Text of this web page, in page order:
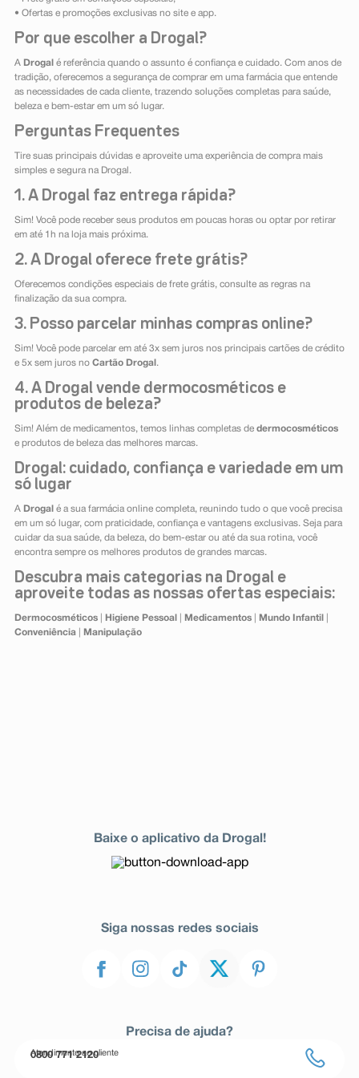
• Ofertas e promoções exclusivas no site e app.
Por que escolher a Drogal?
A Drogal é referência quando o assunto é confiança e cuidado. Com anos de
tradição, oferecemos a segurança de comprar em uma farmácia que entende
as necessidades de cada cliente, trazendo soluções completas para saúde,
beleza e bem-estar em um só lugar.
Perguntas Frequentes
Tire suas principais dúvidas e aproveite uma experiência de compra mais
simples e segura na Drogal.
1. A Drogal faz entrega rápida?
Sim! Você pode receber seus produtos em poucas horas ou optar por retirar
em até 1h na loja mais próxima.
2. A Drogal oferece frete grátis?
Oferecemos condições especiais de frete grátis, consulte as regras na
finalização da sua compra.
3. Posso parcelar minhas compras online?
Sim! Você pode parcelar em até 3x sem juros nos principais cartões de crédito
e 5x sem juros no Cartão Drogal .
4. A Drogal vende dermocosméticos e
produtos de beleza?
Sim! Além de medicamentos, temos linhas completas de dermocosméticos
e produtos de beleza das melhores marcas.
Drogal: cuidado, confiança e variedade em um
só lugar
A Drogal é a sua farmácia online completa, reunindo tudo o que você precisa
em um só lugar, com praticidade, confiança e vantagens exclusivas. Seja para
cuidar da sua saúde, da beleza, do bem-estar ou até da sua rotina, você
encontra sempre os melhores produtos de grandes marcas.
Descubra mais categorias na Drogal e
aproveite todas as nossas ofertas especiais:
Dermocosméticos| Higiene Pessoal Medicamentos| Mundo Infantil
Conveniência| Manipulação
Baixe o aplicativo da Drogal!
Siga nossas redes sociais
Precisa de ajuda?
Atendimento ao cliente
0800 771 2120